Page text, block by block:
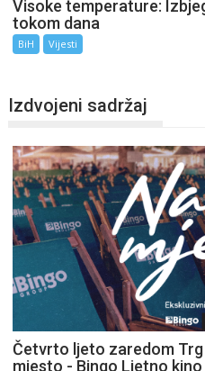
Visoke temperature:
tokom dana
BiH Vijesti
Izdvojeni sadržaj
Četvrto ljeto zaredom
mjesto - Bingo Ljetno